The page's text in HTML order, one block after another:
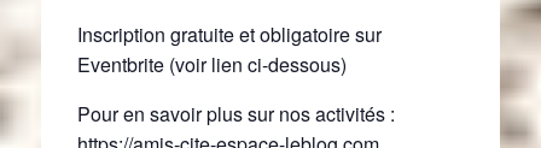
Inscription gratuite et obligatoire sur
Eventbrite (voir lien ci-dessous)
Pour en savoir plus sur nos activités :